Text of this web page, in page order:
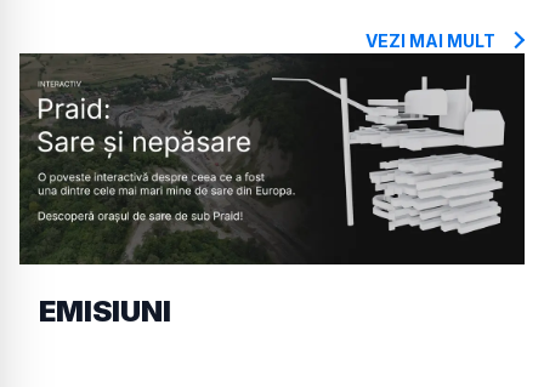
VEZI MAI MULT
EMISIUNI